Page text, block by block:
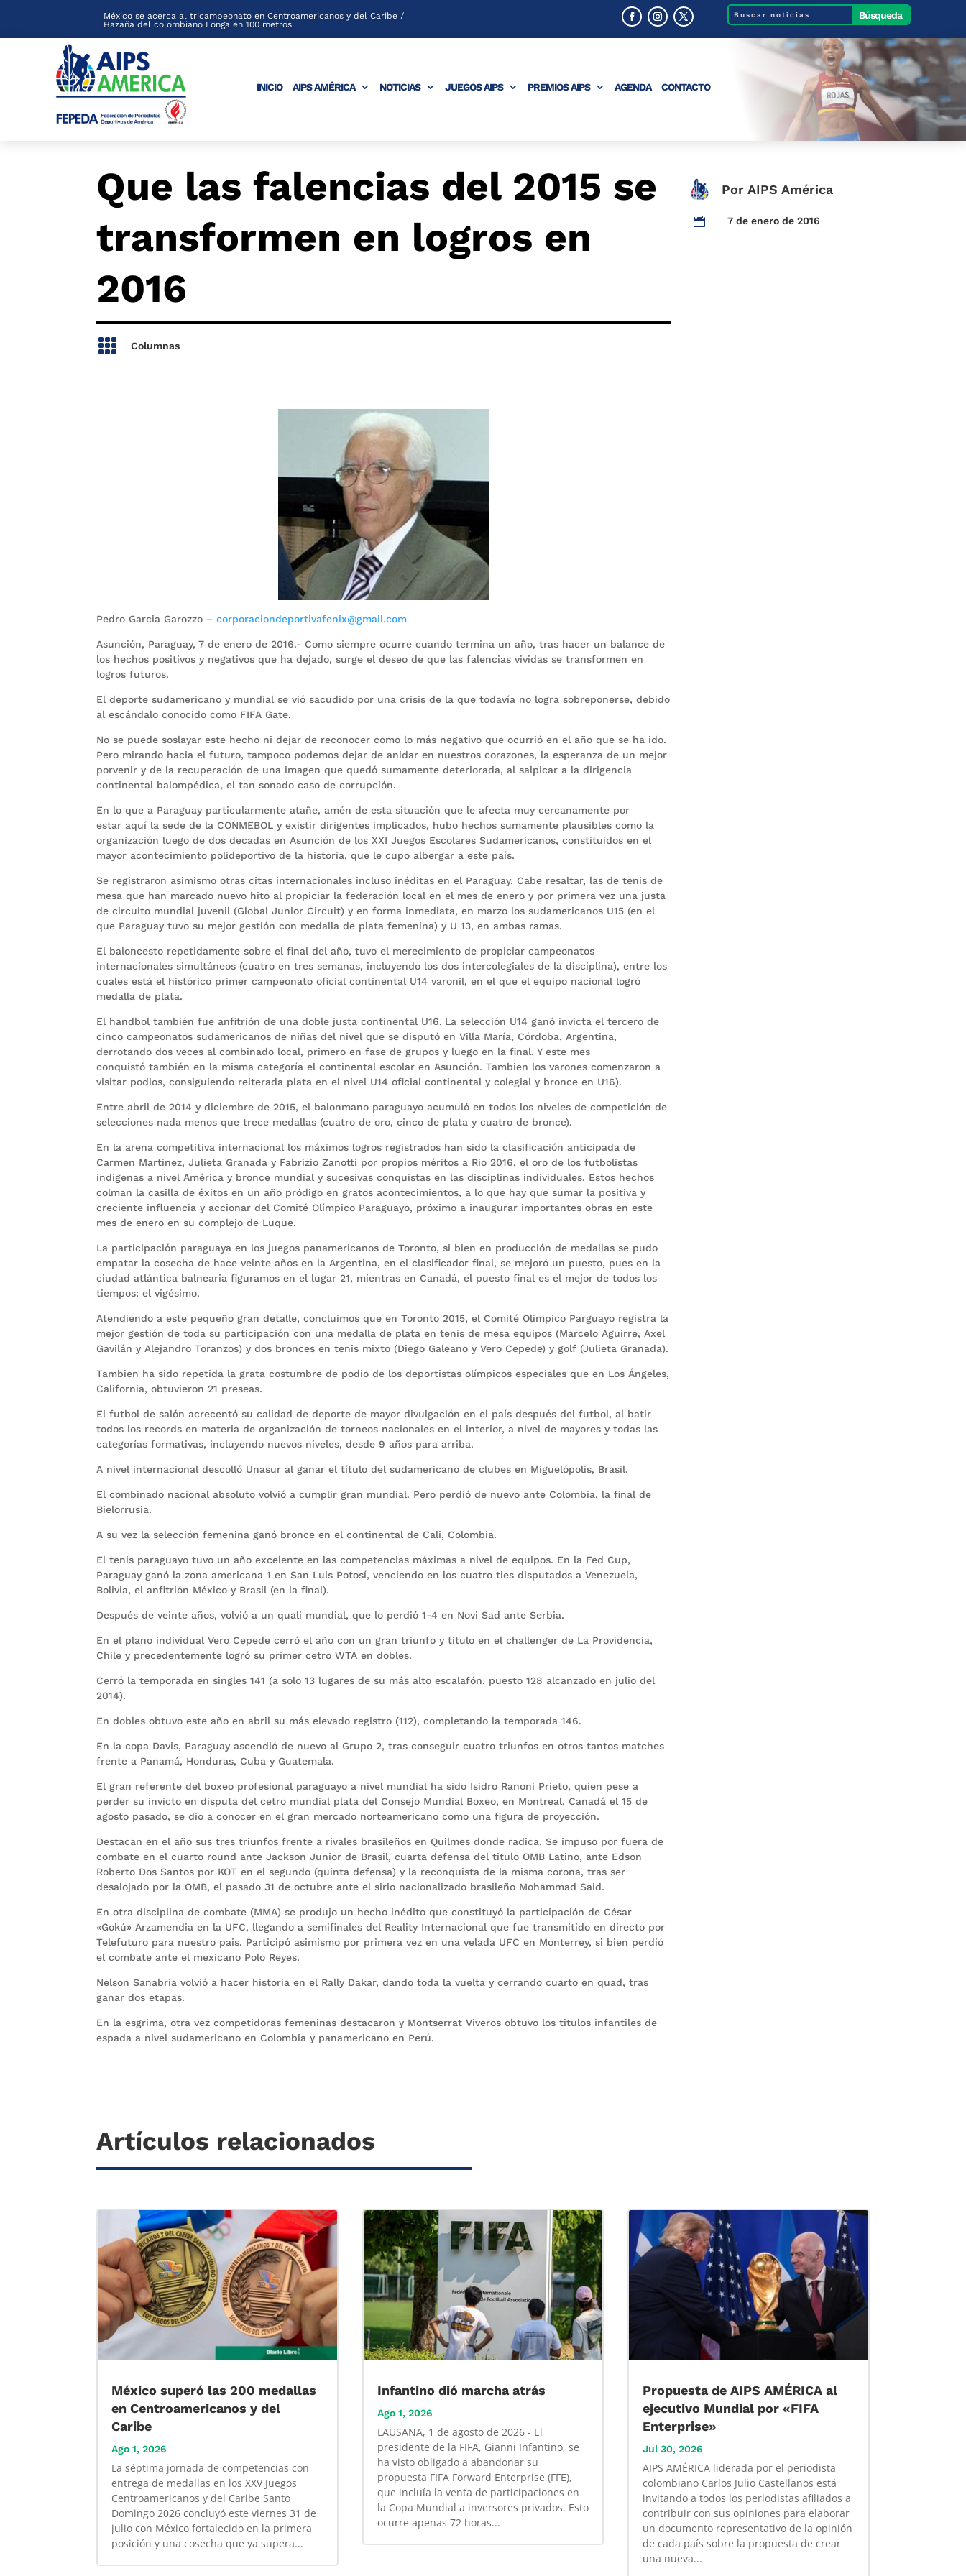
México se acerca al tricampeonato en Centroamericanos y del Caribe /
Hazaña del colombiano Longa en 100 metros
INICIO AIPS AMÉRICA NOTICIAS JUEGOS AIPS PREMIOS AIPS AGENDA CONTACTO
Que las falencias del 2015 se
transformen en logros en
2016
 Columnas
Por AIPS América
 7 de enero de 2016
Pedro Garcia Garozzo –corporaciondeportivafenix@gmail.com
Asunción, Paraguay, 7 de enero de 2016.- Como siempre ocurre cuando termina un año, tras hacer un balance de
los hechos positivos y negativos que ha dejado, surge el deseo de que las falencias vividas se transformen en
logros futuros.
El deporte sudamericano y mundial se vió sacudido por una crisis de la que todavía no logra sobreponerse, debido
al escándalo conocido como FIFA Gate.
No se puede soslayar este hecho ni dejar de reconocer como lo más negativo que ocurrió en el año que se ha ido.
Pero mirando hacia el futuro, tampoco podemos dejar de anidar en nuestros corazones, la esperanza de un mejor
porvenir y de la recuperación de una imagen que quedó sumamente deteriorada, al salpicar a la dirigencia
continental balompédica, el tan sonado caso de corrupción.
En lo que a Paraguay particularmente atañe, amén de esta situación que le afecta muy cercanamente por
estar aquí la sede de la CONMEBOL y existir dirigentes implicados, hubo hechos sumamente plausibles como la
organización luego de dos decadas en Asunción de los XXI Juegos Escolares Sudamericanos, constituidos en el
mayor acontecimiento polideportivo de la historia, que le cupo albergar a este país.
Se registraron asimismo otras citas internacionales incluso inéditas en el Paraguay. Cabe resaltar, las de tenis de
mesa que han marcado nuevo hito al propiciar la federación local en el mes de enero y por primera vez una justa
de circuito mundial juvenil (Global Junior Circuit) y en forma inmediata, en marzo los sudamericanos U15 (en el
que Paraguay tuvo su mejor gestión con medalla de plata femenina) y U 13, en ambas ramas.
El baloncesto repetidamente sobre el final del año, tuvo el merecimiento de propiciar campeonatos
internacionales simultáneos (cuatro en tres semanas, incluyendo los dos intercolegiales de la disciplina), entre los
cuales está el histórico primer campeonato oficial continental U14 varonil, en el que el equipo nacional logró
medalla de plata.
El handbol también fue anfitrión de una doble justa continental U16. La selección U14 ganó invicta el tercero de
cinco campeonatos sudamericanos de niñas del nivel que se disputó en Villa María, Córdoba, Argentina,
derrotando dos veces al combinado local, primero en fase de grupos y luego en la final. Y este mes
conquistó también en la misma categoría el continental escolar en Asunción. Tambien los varones comenzaron a
visitar podios, consiguiendo reiterada plata en el nivel U14 oficial continental y colegial y bronce en U16).
Entre abril de 2014 y diciembre de 2015, el balonmano paraguayo acumuló en todos los niveles de competición de
selecciones nada menos que trece medallas (cuatro de oro, cinco de plata y cuatro de bronce).
En la arena competitiva internacional los máximos logros registrados han sido la clasificación anticipada de
Carmen Martinez, Julieta Granada y Fabrizio Zanotti por propios méritos a Rio 2016, el oro de los futbolistas
indigenas a nivel América y bronce mundial y sucesivas conquistas en las disciplinas individuales. Estos hechos
colman la casilla de éxitos en un año pródigo en gratos acontecimientos, a lo que hay que sumar la positiva y
creciente influencia y accionar del Comité Olímpico Paraguayo, próximo a inaugurar importantes obras en este
mes de enero en su complejo de Luque.
La participación paraguaya en los juegos panamericanos de Toronto, si bien en producción de medallas se pudo
empatar la cosecha de hace veinte años en la Argentina, en el clasificador final, se mejoró un puesto, pues en la
ciudad atlántica balnearia figuramos en el lugar 21, mientras en Canadá, el puesto final es el mejor de todos los
tiempos: el vigésimo.
Atendiendo a este pequeño gran detalle, concluimos que en Toronto 2015, el Comité Olimpico Parguayo registra la
mejor gestión de toda su participación con una medalla de plata en tenis de mesa equipos (Marcelo Aguirre, Axel
Gavilán y Alejandro Toranzos) y dos bronces en tenis mixto (Diego Galeano y Vero Cepede) y golf (Julieta Granada).
Tambien ha sido repetida la grata costumbre de podio de los deportistas olímpicos especiales que en Los Ángeles,
California, obtuvieron 21 preseas.
El futbol de salón acrecentó su calidad de deporte de mayor divulgación en el país después del futbol, al batir
todos los records en materia de organización de torneos nacionales en el interior, a nivel de mayores y todas las
categorías formativas, incluyendo nuevos niveles, desde 9 años para arriba.
A nivel internacional descolló Unasur al ganar el título del sudamericano de clubes en Miguelópolis, Brasil.
El combinado nacional absoluto volvió a cumplir gran mundial. Pero perdió de nuevo ante Colombia, la final de
Bielorrusia.
A su vez la selección femenina ganó bronce en el continental de Cali, Colombia.
El tenis paraguayo tuvo un año excelente en las competencias máximas a nivel de equipos. En la Fed Cup,
Paraguay ganó la zona americana 1 en San Luis Potosí, venciendo en los cuatro ties disputados a Venezuela,
Bolivia, el anfitrión México y Brasil (en la final).
Después de veinte años, volvió a un quali mundial, que lo perdió 1-4 en Novi Sad ante Serbia.
En el plano individual Vero Cepede cerró el año con un gran triunfo y titulo en el challenger de La Providencia,
Chile y precedentemente logró su primer cetro WTA en dobles.
Cerró la temporada en singles 141 (a solo 13 lugares de su más alto escalafón, puesto 128 alcanzado en julio del
2014).
En dobles obtuvo este año en abril su más elevado registro (112), completando la temporada 146.
En la copa Davis, Paraguay ascendió de nuevo al Grupo 2, tras conseguir cuatro triunfos en otros tantos matches
frente a Panamá, Honduras, Cuba y Guatemala.
El gran referente del boxeo profesional paraguayo a nivel mundial ha sido Isidro Ranoni Prieto, quien pese a
perder su invicto en disputa del cetro mundial plata del Consejo Mundial Boxeo, en Montreal, Canadá el 15 de
agosto pasado, se dio a conocer en el gran mercado norteamericano como una figura de proyección.
Destacan en el año sus tres triunfos frente a rivales brasileños en Quilmes donde radica. Se impuso por fuera de
combate en el cuarto round ante Jackson Junior de Brasil, cuarta defensa del titulo OMB Latino, ante Edson
Roberto Dos Santos por KOT en el segundo (quinta defensa) y la reconquista de la misma corona, tras ser
desalojado por la OMB, el pasado 31 de octubre ante el sirio nacionalizado brasileño Mohammad Said.
En otra disciplina de combate (MMA) se produjo un hecho inédito que constituyó la participación de César
«Gokú» Arzamendia en la UFC, llegando a semifinales del Reality Internacional que fue transmitido en directo por
Telefuturo para nuestro pais. Participó asimismo por primera vez en una velada UFC en Monterrey, si bien perdió
el combate ante el mexicano Polo Reyes.
Nelson Sanabria volvió a hacer historia en el Rally Dakar, dando toda la vuelta y cerrando cuarto en quad, tras
ganar dos etapas.
En la esgrima, otra vez competidoras femeninas destacaron y Montserrat Viveros obtuvo los titulos infantiles de
espada a nivel sudamericano en Colombia y panamericano en Perú.
Artículos relacionados
México superó las 200 medallas
en Centroamericanos y del
Caribe
Ago 1, 2026
La séptima jornada de competencias con
entrega de medallas en los XXV Juegos
Centroamericanos y del Caribe Santo
Domingo 2026 concluyó este viernes 31 de
julio con México fortalecido en la primera
posición y una cosecha que ya supera...
Infantino dió marcha atrás
Ago 1, 2026
LAUSANA, 1 de agosto de 2026 - El
presidente de la FIFA, Gianni Infantino, se
ha visto obligado a abandonar su
propuesta FIFA Forward Enterprise (FFE),
que incluía la venta de participaciones en
la Copa Mundial a inversores privados. Esto
ocurre apenas 72 horas...
Propuesta de AIPS AMÉRICA al
ejecutivo Mundial por «FIFA
Enterprise»
Jul 30, 2026
AIPS AMÉRICA liderada por el periodista
colombiano Carlos Julio Castellanos está
invitando a todos los periodistas afiliados a
contribuir con sus opiniones para elaborar
un documento representativo de la opinión
de cada país sobre la propuesta de crear
una nueva...